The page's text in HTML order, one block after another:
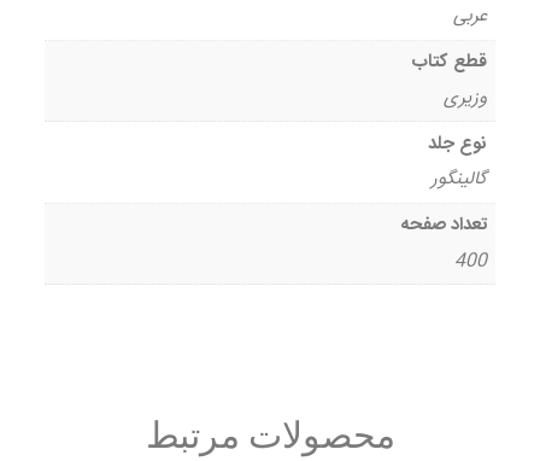
عربی
قطع کتاب
وزیری
نوع جلد
گالینگور
تعداد صفحه
400
محصولات مرتبط